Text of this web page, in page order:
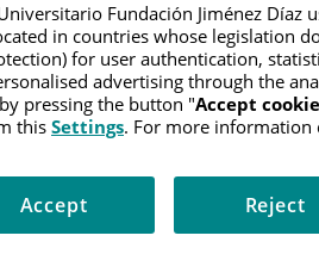
/INFORMACIÓN Y SOPORTE AL
Y SÍNTOMAS DEL
Rabdomiosarcoma
trastornos genéticos poco
Fundación Jiménez Díaz
in countries whose legislation
for user authentication,
advertising through the
pressing the button "Accept
thisSettings. For more information
Reject
Accept